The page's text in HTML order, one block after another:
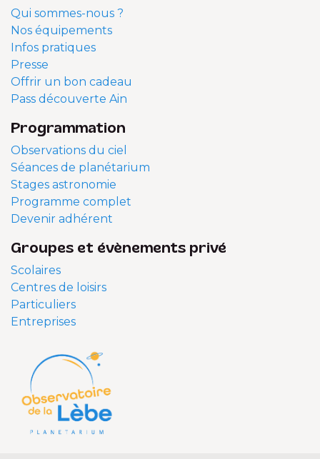
Qui sommes-nous ?
Nos équipements
Infos pratiques
Presse
Offrir un bon cadeau
Pass découverte Ain
Programmation
Observations du ciel
Séances de planétarium
Stages astronomie
Programme complet
Devenir adhérent
Groupes et évènements privé
Scolaires
Centres de loisirs
Particuliers
Entreprises